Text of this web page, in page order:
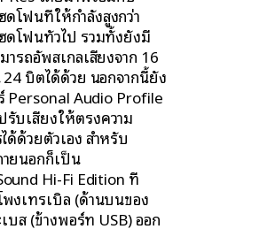
ดโฟนที่ให้กำลังสูงกว่า
ดโฟนทั่วไป รวมทั้งยังมี
ารถอัพสเกลเสียงจาก 16
บิตได้ด้วย นอกจากนี้ยัง
Personal Audio Profile
รับเสียงให้ตรงความ
ด้ด้วยตัวเอง สำหรับ
ยนอกก็เป็น
Hi-Fi Edition ที่
พงเทรเบิล (ด้านบนของ
บส (ข้างพอร์ท USB) ออก